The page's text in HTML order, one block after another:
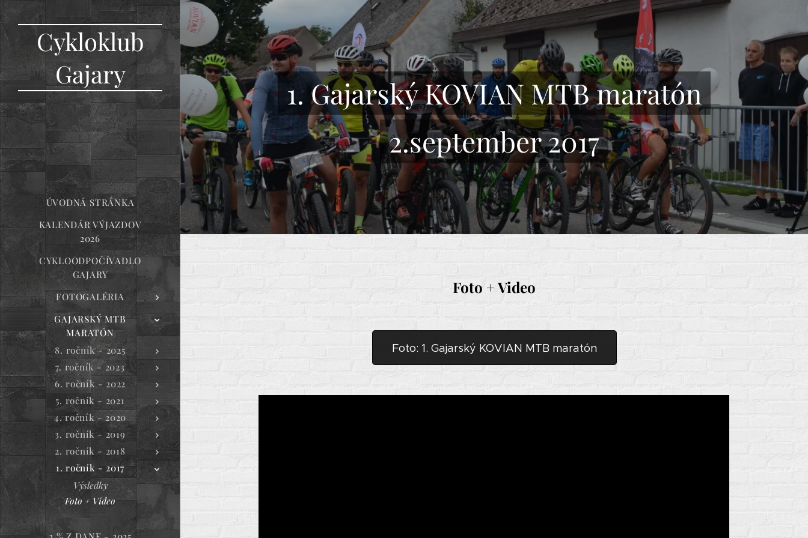
Cykloklub
Gajary
ÚVODNÁ STRÁNKA
KALENDÁR VÝJAZDOV
2026
CYKLOODPOČÍVADLO
GAJARY
FOTOGALÉRIA
GAJARSKÝ MTB
MARATÓN
8. ročník - 2025
7. ročník - 2023
6. ročník - 2022
5. ročník - 2021
4. ročník - 2020
3. ročník - 2019
2. ročník - 2018
1. ročník - 2017
Výsledky
Foto + Video
1. Gajarský KOVIAN MTB maratón
2.september 2017
Foto + Video
Foto: 1. Gajarský KOVIAN MTB maratón